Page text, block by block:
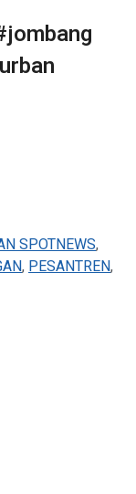
SPOTNEWS,
, PESANTREN,